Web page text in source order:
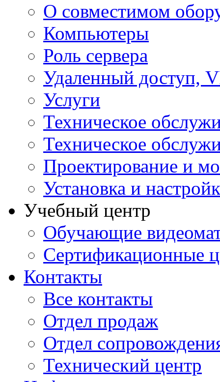
О совместимом
Компьютеры
Роль сервера
Удаленный доступ,
Услуги
Техническое
Техническое
Проектирование и
Установка и
Учебный центр
Обучающие
Сертификационные
Контакты
Все контакты
Отдел продаж
Отдел
Технический центр